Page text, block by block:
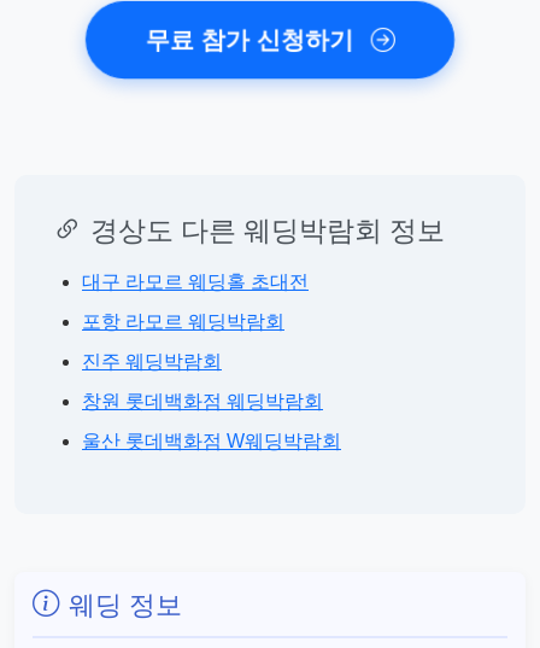
무료 참가 신청하기
경상도 다른 웨딩박람회 정보
대구 라모르 웨딩홀 초대전
포항 라모르 웨딩박람회
진주 웨딩박람회
창원 롯데백화점 웨딩박람회
울산 롯데백화점 W웨딩박람회
웨딩 정보